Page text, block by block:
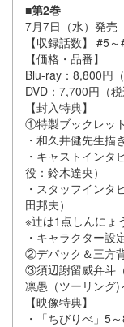
■第2巻
7月7日（水）発売
【収録話数】 #5～
【価格・品番】
Blu-ray：8,800円
DVD：7,700円（
【封入特典】
①特製ブックレッ
・和久井健先生描
・キャストインタ
役：鈴木達央）
・スタッフインタ
田邦夫）
※辻は1点しんにょ
・キャラクター設
②デパック＆三方
③須辺謝留威弁斗
凛愚（ツーリング)
【映像特典】
・「ちびりべ」5